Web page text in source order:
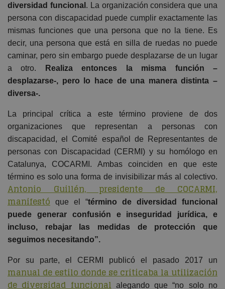
diversidad funcional . La organización considera que una
persona con discapacidad puede cumplir exactamente las
mismas funciones que una persona que no la tiene. Es
decir, una persona que está en silla de ruedas no puede
caminar, pero sin embargo puede desplazarse de un lugar
a otro.
Realiza entonces la misma función –
desplazarse-, pero lo hace de una manera distinta –
diversa-.
La principal crítica a este término proviene de dos
organizaciones que representan a personas con
discapacidad, el Comité español de Representantes de
personas con Discapacidad (CERMI) y su homólogo en
Catalunya, COCARMI. Ambas coinciden en que este
término es solo una forma de invisibilizar más al colectivo.
Antonio Guillén, presidente de COCARMI,
manifestó que el “término de diversidad funcional
puede generar confusión e inseguridad jurídica, e
incluso, rebajar las medidas de protección que
seguimos necesitando”.
Por su parte, el CERMI publicó el pasado 2017 un
manual de estilo donde se criticaba la utilización
de diversidad funcional alegando que “no solo no